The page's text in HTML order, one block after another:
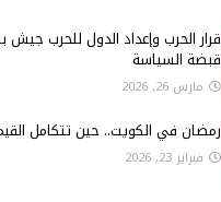
قرار الحرب وإعداد الدول للحرب جيش
قبضة السياسة
مارس 26, 2026
رمضان في الكويت.. حين تتكامل
فبراير 23, 2026